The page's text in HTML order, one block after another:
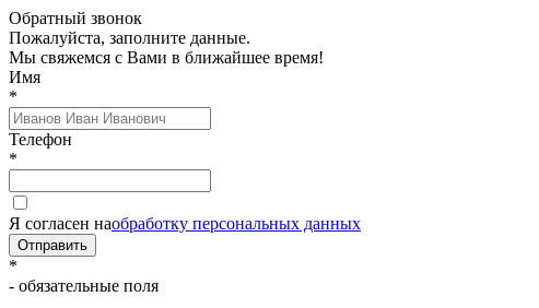
Обратный звонок
Пожалуйста, заполните данные.
Мы свяжемся с Вами в ближайшее время!
Имя
*
Телефон
*
Я согласен наобработку персональных данных
Отправить
*
- обязательные поля